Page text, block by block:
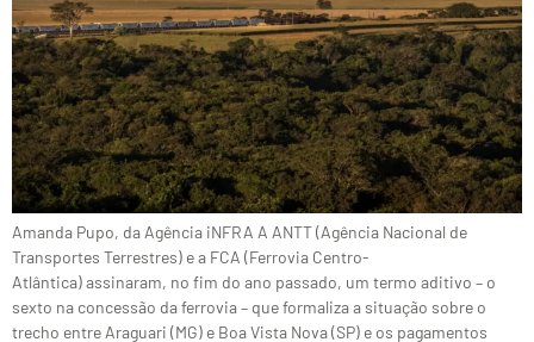
Amanda Pupo, da Agência iNFRA A ANTT (Agência Nacional de
Transportes Terrestres) e a FCA (Ferrovia Centro-
Atlântica) assinaram, no fim do ano passado, um termo aditivo – o
sexto na concessão da ferrovia – que formaliza a situação sobre o
trecho entre Araguari (MG) e Boa Vista Nova (SP) e os pagamentos